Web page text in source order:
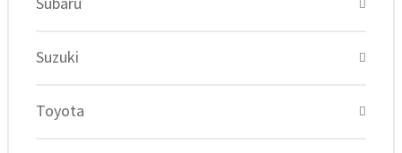
Suzuki
Toyota